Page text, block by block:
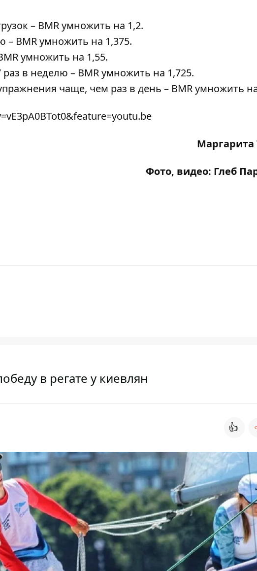
– BMR умножить на 1,2.
– BMR умножить на 1,375.
умножить на 1,55.
в неделю – BMR умножить на 1,725.
чаще, чем раз в день – BMR умножить
Маргарита
Фото, видео: Глеб
в регате у киевлян
👍